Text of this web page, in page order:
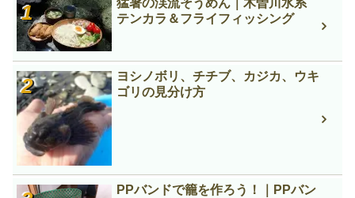
猛暑の渓流そうめん｜木曽川水系
テンカラ＆フライフィッシング
ヨシノボリ、チチブ、カジカ、ウキ
ゴリの見分け方
PPバンドで籠を作ろう！｜PPバン